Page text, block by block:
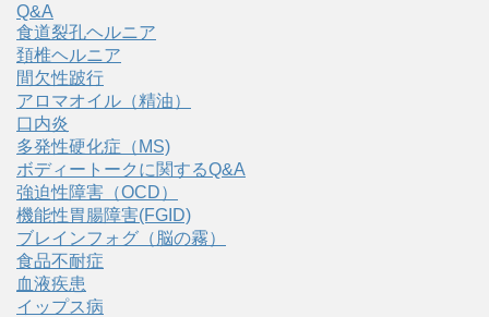
Q&A
食道裂孔ヘルニア
頚椎ヘルニア
間欠性跛行
アロマオイル（精油）
口内炎
多発性硬化症（MS)
ボディートークに関するQ&A
強迫性障害（OCD）
機能性胃腸障害(FGID)
ブレインフォグ（脳の霧）
食品不耐症
血液疾患
イップス病